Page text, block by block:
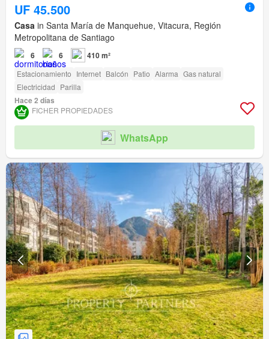
UF 45.500
Casa in Santa María de Manquehue, Vitacura, Región
Metropolitana de Santiago
6 6 410 m²
Estacionamiento Internet Balcón Patio Alarma Gas natural
Electricidad Parilla
Hace 2 días
FICHER PROPIEDADES
WhatsApp